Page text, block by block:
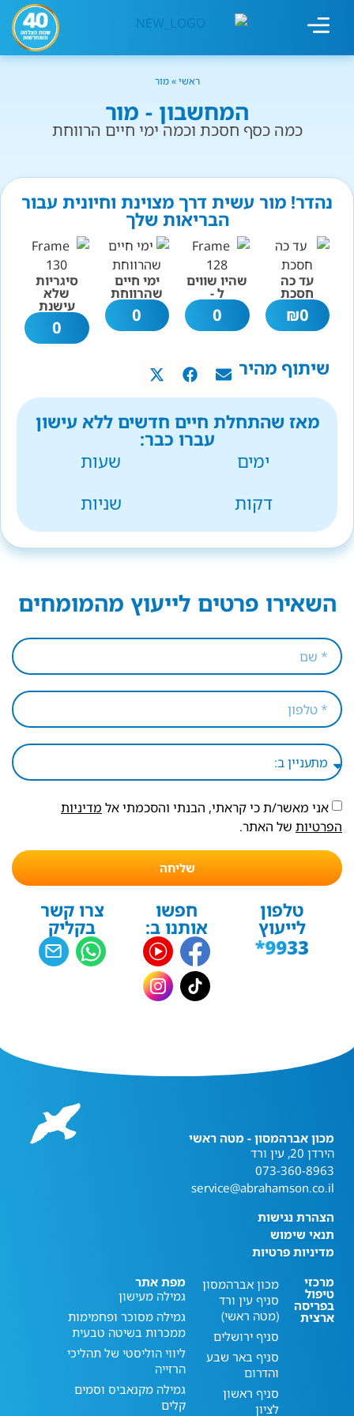
ראשי»מור
המחשבון - מור
כמה כסף חסכת וכמה ימי חיים הרווחת
נהדר! מור עשית דרך מצוינת וחיונית עבור
הבריאות שלך
עד כה
חסכת
0
₪
שהיו שווים
ל -
0
ימי חיים
שהרווחת
0
סיגריות
שלא
עישנת
0
שיתוף מהיר
מאז שהתחלת חיים חדשים ללא עישון
עברו כבר:
ימים
שעות
דקות
שניות
השאירו פרטים לייעוץ מהמומחים
אני מאשר/ת כי קראתי, הבנתי והסכמתי אל מדיניות
הפרטיות של האתר.
שליחה
טלפון
לייעוץ
חפשו
אותנו ב:
צרו קשר
בקליק
מכון אברהמסון - מטה ראשי
הירדן 20, עין ורד
073-360-8963
service@abrahamson.co.il
הצהרת נגישות
תנאי שימוש
מדיניות פרטיות
מרכזי
טיפול
בפריסה
ארצית
מכון אברהמסון
סניף עין ורד
(מטה ראשי)
סניף ירושלים
סניף באר שבע
והדרום
סניף ראשון
לציון
מפת אתר
גמילה מעישון
גמילה מסוכר ופחמימות
ממכרות בשיטה טבעית
ליווי הוליסטי של תהליכי
הרזייה
גמילה מקנאביס וסמים
קלים